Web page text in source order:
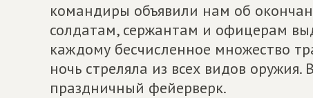
командиры объявили нам об
солдатам, сержантам и офицерам
каждому бесчисленное множество
ночь стреляла из всех видов оружия.
праздничный фейерверк.